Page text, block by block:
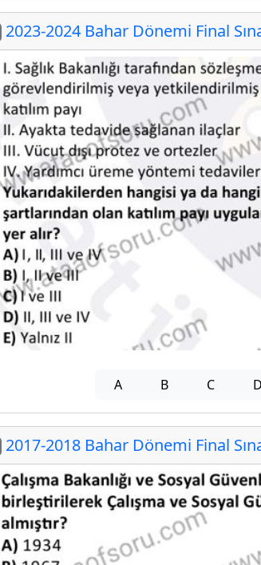
2023-2024 Bahar Dönemi Final
A B C D
2017-2018 Bahar Dönemi Final